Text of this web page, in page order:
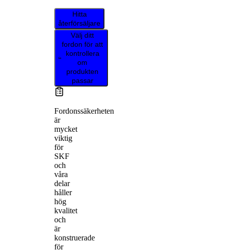
Hitta
återförsäljare
Välj ditt
fordon för att
kontrollera
om
produkten
passar
Fordonssäkerheten
är
mycket
viktig
för
SKF
och
våra
delar
håller
hög
kvalitet
och
är
konstruerade
för